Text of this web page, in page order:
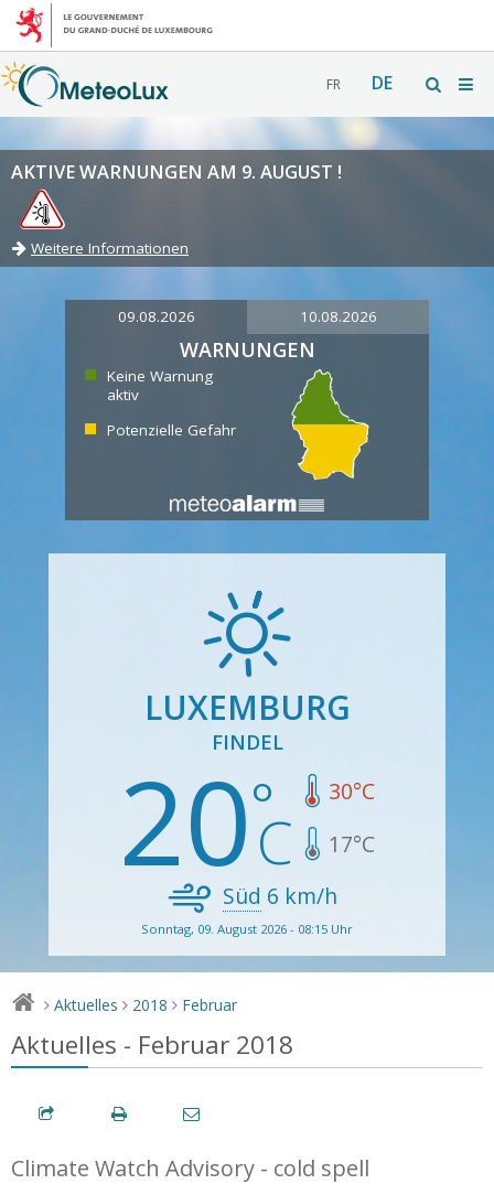
FR DE
AKTIVE WARNUNGEN AM 9. AUGUST !
Weitere Informationen
09.08.2026 10.08.2026
WARNUNGEN
Keine Warnung
aktiv
Potenzielle Gefahr
LUXEMBURG
FINDEL
20 30°C
17°C
Süd 6 km/h
Sonntag, 09. August 2026 - 08:15 Uhr
> Aktuelles > 2018 > Februar
Aktuelles - Februar 2018
Climate Watch Advisory - cold spell